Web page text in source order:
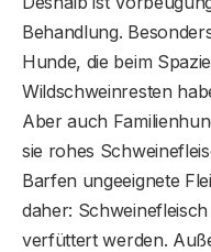
Behandlung.
Hunde, die beim
Wildschweinresten
Aber auch
sie rohes
Barfen ungeeignete
daher:
verfüttert werden.